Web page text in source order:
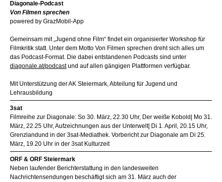
Diagonale-Podcast
Von Filmen sprechen
powered by GrazMobil-App
Gemeinsam mit „Jugend ohne Film“ findet ein organisierter Workshop für
Filmkritik statt. Unter dem Motto Von Filmen sprechen dreht sich alles um
das Podcast-Format. Die dabei entstandenen Podcasts sind unter
diagonale.at/podcastund auf allen gängigen Plattformen verfügbar.
Mit Unterstützung der AK Steiermark, Abteilung für Jugend und
Lehrausbildung
3sat
Filmreihe zur Diagonale: So 30. März, 22.30 Uhr, Der weiße Kobold| Mo 31.
März, 22.25 Uhr, Aufzeichnungen aus der Unterwelt| Di 1. April, 20.15 Uhr,
Grenzlandund in der 3sat-Mediathek. Vorbericht zur Diagonale am Di 25.
März, 19.20 Uhr in der 3sat Kulturzeit
ORF & ORF Steiermark
Neben laufender Berichterstattung in den landesweiten
Nachrichtensendungen beschäftigt sich am 31. März auch der